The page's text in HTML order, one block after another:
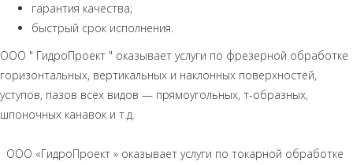
гарантия качества;
быстрый срок исполнения.
ООО " ГидроПроект " оказывает услуги по фрезерной обработке
горизонтальных, вертикальных и наклонных поверхностей,
уступов, пазов всех видов — прямоугольных, т-образных,
шпоночных канавок и т.д.
ООО «ГидроПроект » оказывает услуги по токарной обработке